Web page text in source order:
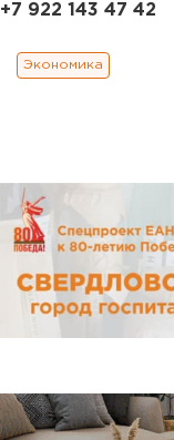
+7 922 143 47 42
Экономика